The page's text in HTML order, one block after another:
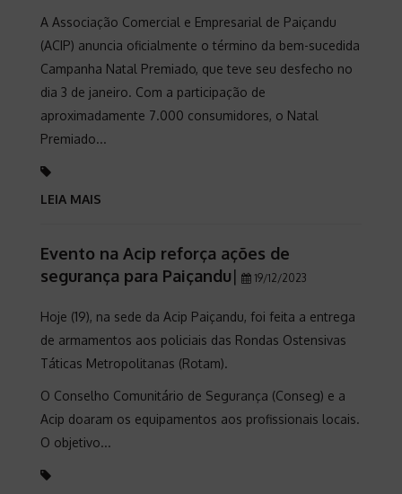
A Associação Comercial e Empresarial de Paiçandu
(ACIP) anuncia oficialmente o término da bem-sucedida
Campanha Natal Premiado, que teve seu desfecho no
dia 3 de janeiro. Com a participação de
aproximadamente 7.000 consumidores, o Natal
Premiado...
LEIA MAIS
Evento na Acip reforça ações de
segurança para Paiçandu| 19/12/2023
Hoje (19), na sede da Acip Paiçandu, foi feita a entrega
de armamentos aos policiais das Rondas Ostensivas
Táticas Metropolitanas (Rotam).
O Conselho Comunitário de Segurança (Conseg) e a
Acip doaram os equipamentos aos profissionais locais.
O objetivo...